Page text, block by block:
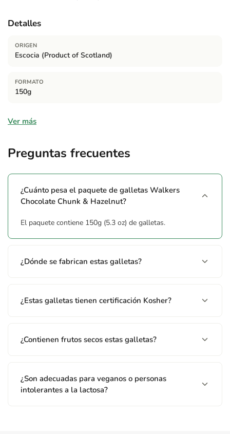
Detalles
ORIGEN
Escocia (Product of Scotland)
FORMATO
150g
Ingredientes
Alérgenos
Contiene:FALTA_INFO
Ver más
Preguntas frecuentes
¿Cuánto pesa el paquete de galletas Walkers
Chocolate Chunk & Hazelnut?
El paquete contiene 150g (5.3 oz) de galletas.
¿Dónde se fabrican estas galletas?
¿Estas galletas tienen certificación Kosher?
¿Contienen frutos secos estas galletas?
¿Son adecuadas para veganos o personas
intolerantes a la lactosa?